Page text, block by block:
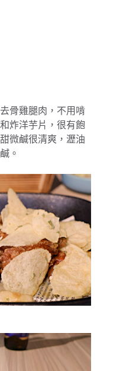
骨雞腿肉，不用啃
炸洋芋片，很有飽
微鹹很清爽，瀝油
。